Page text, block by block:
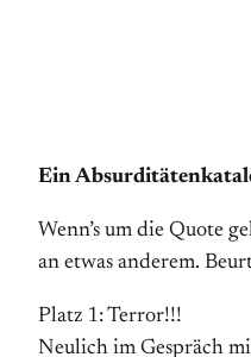
Ein
Wenn’s um die Quote
an etwas anderem.
Platz 1: Terror!!!
Neulich im Gespräch